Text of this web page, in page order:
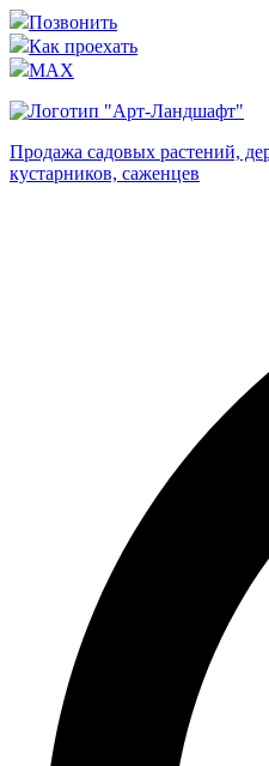
Позвонить
Как проехать
MAX
Продажа садовых растений,
кустарников, саженцев